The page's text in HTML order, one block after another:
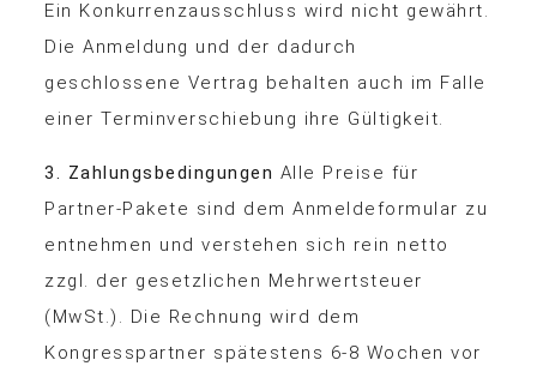
Ein Konkurrenzausschluss wird nicht gewährt.
Die Anmeldung und der dadurch
geschlossene Vertrag behalten auch im Falle
einer Terminverschiebung ihre Gültigkeit.
3. Zahlungsbedingungen Alle Preise für
Partner-Pakete sind dem Anmeldeformular zu
entnehmen und verstehen sich rein netto
zzgl. der gesetzlichen Mehrwertsteuer
(MwSt.). Die Rechnung wird dem
Kongresspartner spätestens 6-8 Wochen vor